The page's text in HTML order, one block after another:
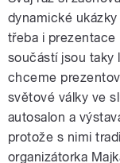
dynamické
třeba i prezentace
součástí jsou taky
chceme
světové války ve
autosalon a
protože s nimi
organizátorka